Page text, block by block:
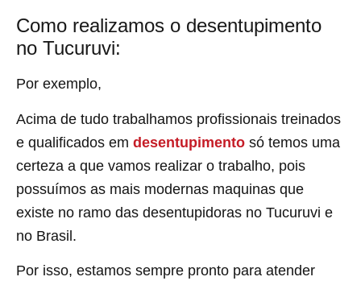
Como realizamos o desentupimento
no Tucuruvi:
Por exemplo,
Acima de tudo trabalhamos profissionais treinados
e qualificados em desentupimento só temos uma
certeza a que vamos realizar o trabalho, pois
possuímos as mais modernas maquinas que
existe no ramo das desentupidoras no Tucuruvi e
no Brasil.
Por isso, estamos sempre pronto para atender